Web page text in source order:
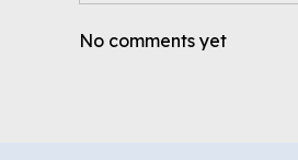
No comments yet